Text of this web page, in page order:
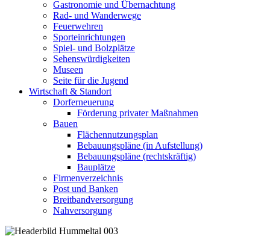
Gastronomie und Übernachtung
Rad- und Wanderwege
Feuerwehren
Sporteinrichtungen
Spiel- und Bolzplätze
Sehenswürdigkeiten
Museen
Seite für die Jugend
Wirtschaft & Standort
Dorferneuerung
Förderung privater Maßnahmen
Bauen
Flächennutzungsplan
Bebauungspläne (in Aufstellung)
Bebauungspläne (rechtskräftig)
Bauplätze
Firmenverzeichnis
Post und Banken
Breitbandversorgung
Nahversorgung